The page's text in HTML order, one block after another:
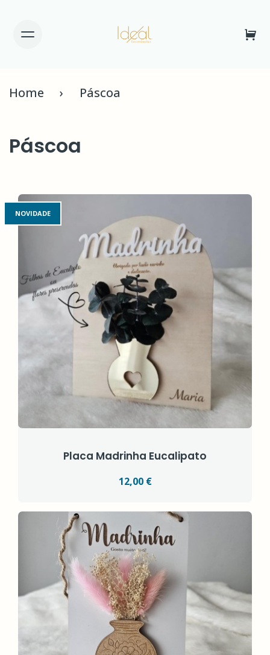
Home Páscoa
Páscoa
NOVIDADE
Placa Madrinha Eucalipato
12,00 €